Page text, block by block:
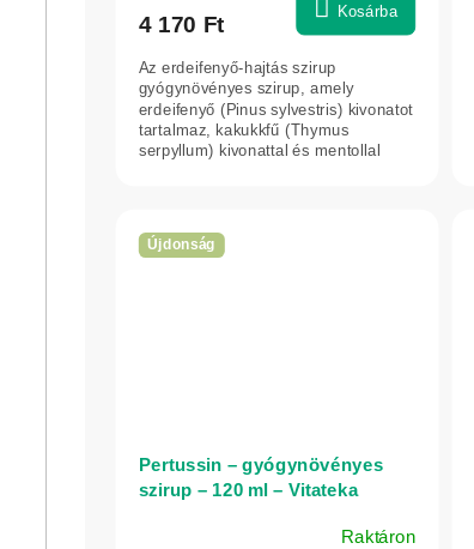
4 170 Ft Kosárba
Az erdeifenyő-hajtás szirup
gyógynövényes szirup, amely
erdeifenyő (Pinus sylvestris) kivonatot
tartalmaz, kakukkfű (Thymus
serpyllum) kivonattal és mentollal
Újdonság
Pertussin – gyógynövényes
szirup – 120 ml – Vitateka
Raktáron